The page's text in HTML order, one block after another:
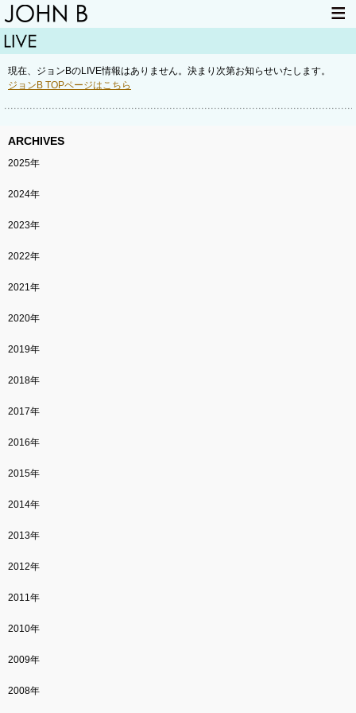
HOME
LIVE INFO ITEM
MAIL
現在、ジョンBのLIVE情報はありません。決まり次第お知らせいたします。
ジョンB TOPページはこちら
ARCHIVES
2025年
2024年
2023年
2022年
2021年
2020年
2019年
2018年
2017年
2016年
2015年
2014年
2013年
2012年
2011年
2010年
2009年
2008年